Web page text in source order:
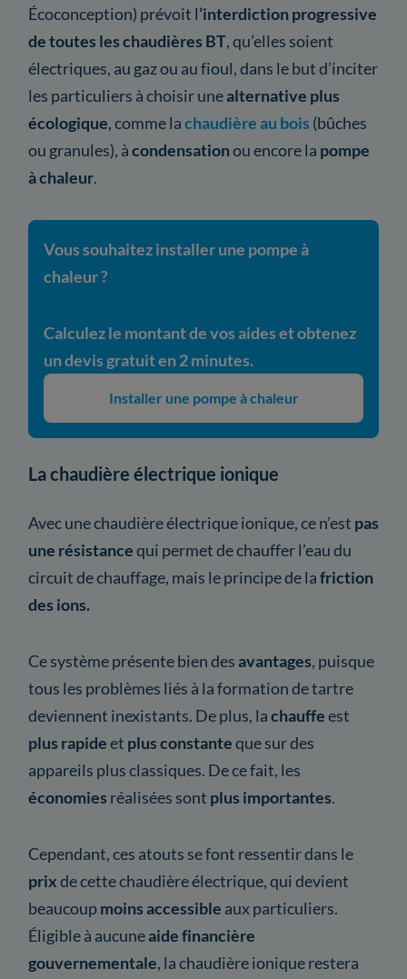
Écoconception) prévoit l’interdiction progressive
de toutes les chaudières BT, qu’elles soient
électriques, au gaz ou au fioul, dans le but d’inciter
les particuliers à choisir unealternative plus
écologique, comme lachaudière au bois (bûches
ou granules), àcondensationou encore la pompe
à chaleur.
Vous souhaitez installer une pompe à
chaleur ?
Calculez le montant de vos aides et obtenez
un devis gratuit en 2 minutes.
Installer une pompe à chaleur
La chaudière électrique ionique
Avec une chaudière électrique ionique, ce n’est pas
une résistancequi permet de chauffer l’eau du
circuit de chauffage, mais le principe de lafriction
des ions.
Ce système présente bien desavantages, puisque
tous les problèmes liés à la formation de tartre
deviennent inexistants. De plus, lachauffeest
plus rapideet plus constanteque sur des
appareils plus classiques. De ce fait, les
économies réalisées sont plus importantes.
Cependant, ces atouts se font ressentir dans le
prixde cette chaudière électrique, qui devient
beaucoupmoins accessible aux particuliers.
Éligible à aucuneaide financière
gouvernementale, la chaudière ionique restera